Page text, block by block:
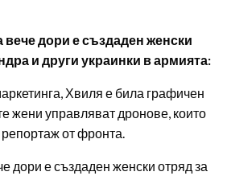
дори е създаден женски
и други украинки в армията:
Хвиля е била графичен
жени управляват дронове, които
от фронта.
дори е създаден женски отряд за